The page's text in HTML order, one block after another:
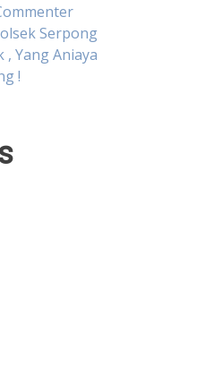
Serpong
, Yang Aniaya
!